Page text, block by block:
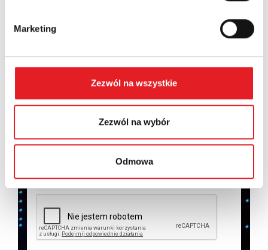
Marketing
Zezwól na wszystkie
Zezwól na wybór
Odmowa
Treść: *
osobowych przez Relpol S.A. Więcej informacji na
temat przetwarzania danych osobowych wPolityce
prywatności.*